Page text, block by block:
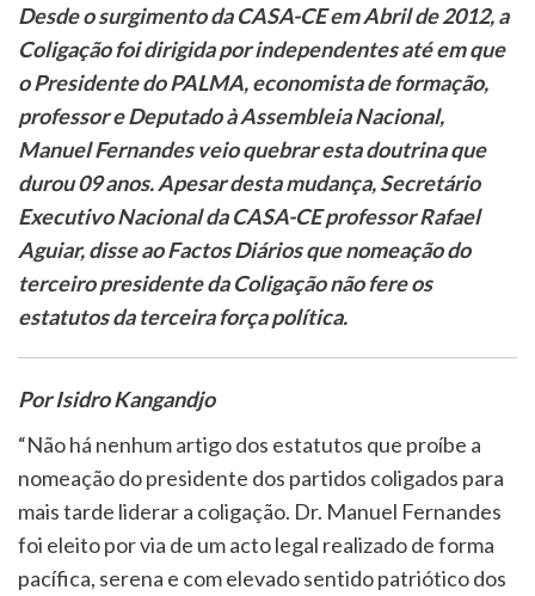
Desde o surgimento da CASA-CE em Abril de 2012, a
Coligação foi dirigida por independentes até em que
o Presidente do PALMA, economista de formação,
professor e Deputado à Assembleia Nacional,
Manuel Fernandes veio quebrar esta doutrina que
durou 09 anos. Apesar desta mudança, Secretário
Executivo Nacional da CASA-CE professor Rafael
Aguiar, disse ao Factos Diários que nomeação do
terceiro presidente da Coligação não fere os
estatutos da terceira força política.
Por Isidro Kangandjo
“Não há nenhum artigo dos estatutos que proíbe a
nomeação do presidente dos partidos coligados para
mais tarde liderar a coligação. Dr. Manuel Fernandes
foi eleito por via de um acto legal realizado de forma
pacífica, serena e com elevado sentido patriótico dos